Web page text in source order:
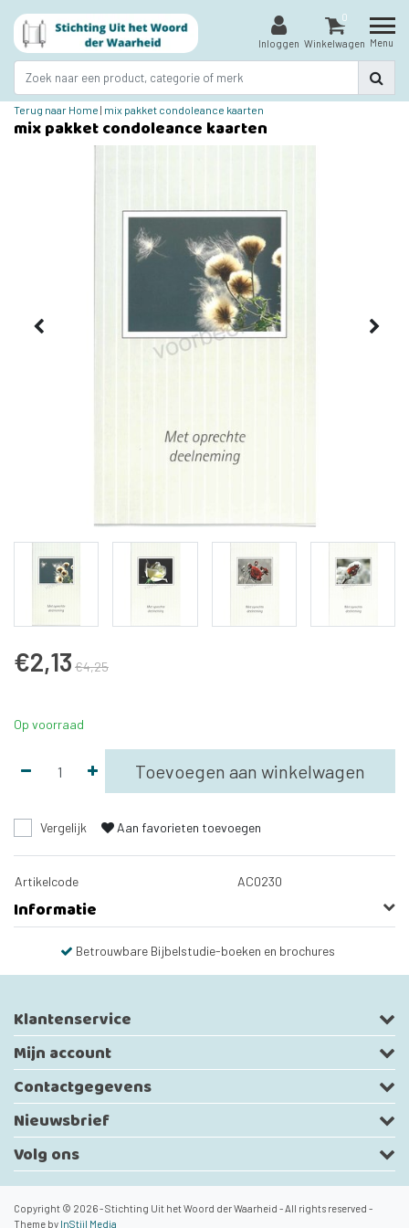
Inloggen
0
Winkelwagen Menu
Terug naar Home | mix pakket condoleance kaarten
mix pakket condoleance kaarten
€2,13 €4,25
Op voorraad
Toevoegen aan winkelwagen
Vergelijk Aan favorieten toevoegen
Artikelcode AC0230
Informatie
Betrouwbare Bijbelstudie-boeken en brochures
Klantenservice
Mijn account
Contactgegevens
Nieuwsbrief
Volg ons
Copyright © 2026 - Stichting Uit het Woord der Waarheid - All rights reserved -
Theme by InStijl Media